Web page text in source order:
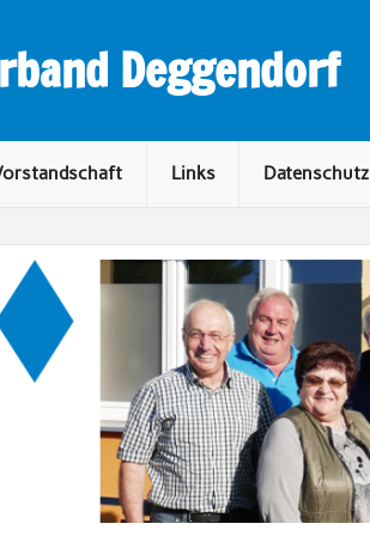
Deggendorf
Links Datenschutz